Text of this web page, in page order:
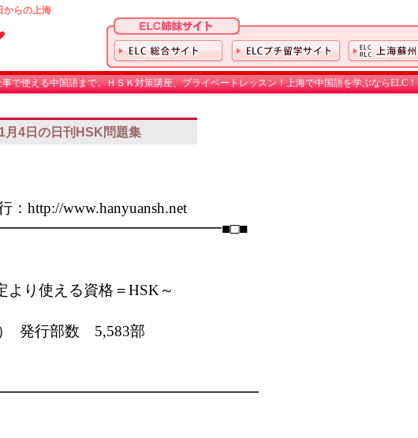
らの上海
で使える中国語まで、ＨＳＫ対策講座、プライベートレッスン！上海で中国語を学ぶならELC！
月4日の日刊HSK問題集
www.hanyuansh.net
より使える資格＝HSK～
発行部数　5,583部